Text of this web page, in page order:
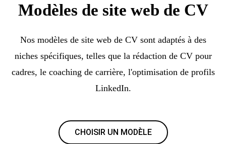
Modèles de site web de CV
Nos modèles de site web de CV sont adaptés à des
niches spécifiques, telles que la rédaction de CV pour
cadres, le coaching de carrière, l'optimisation de profils
LinkedIn.
CHOISIR UN MODÈLE